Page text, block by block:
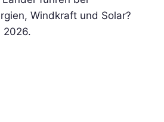
Windkraft und Solar?
2026.